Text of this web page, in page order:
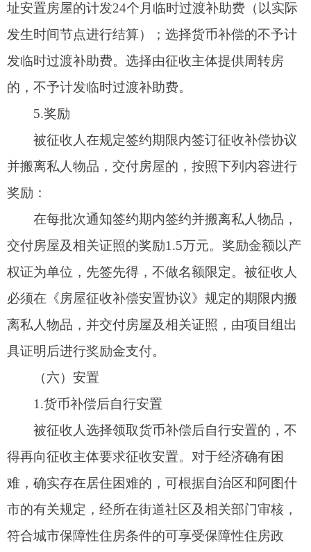
4100元/㎡，原则按照合法面积1：1安置，超出部分
按照市场价购买，安置房面积为：94㎡、131㎡、
136㎡、147㎡、149㎡、158㎡等，安置房为框剪结
3.周转用房。周转房地点：位于全市范围内的
保障性住房，建筑结构为框剪结构等，质量标准符
合国家标准，户型为一室一厅45平方米左右。
八、预签协议法律效力
本片区采取预签协议模式，前期已预签订的协
式协议，预签协议补偿、安置等相关内容原则上不
变，具有同等效力。
九、房屋征收补偿费用
房屋征收补偿概算：1.2亿元
存入的开户银行：新疆克州农村商业银行股份
账号：872010012010112717419。
十、相关规定
（一）征收范围确定后一年内，被征收人不得
进行下列活动：
1.新建、改建、扩建、装修被征收房屋；
被征收人违反上述规定不当增加的部分不予补
偿。
（二）未办理产权登记或者房屋实际用途与证